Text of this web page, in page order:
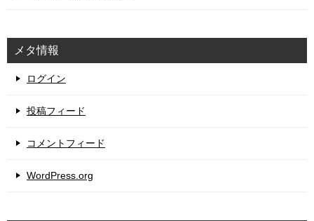
メタ情報
ログイン
投稿フィード
コメントフィード
WordPress.org